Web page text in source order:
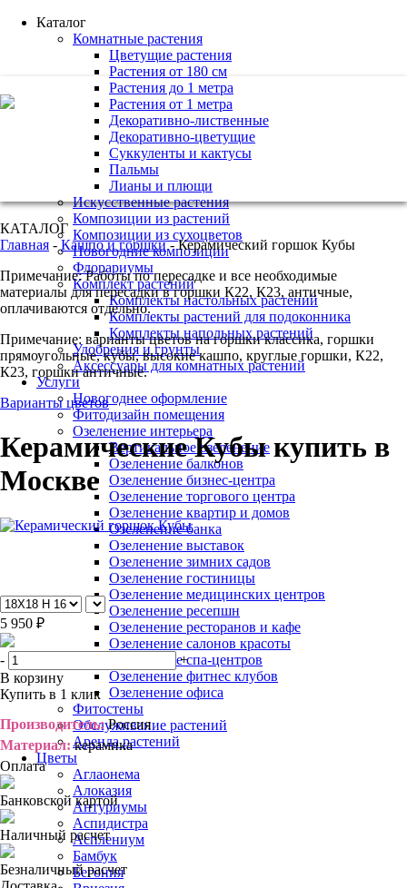
Каталог
Комнатные растения
Цветущие растения
Растения от 180 см
Растения до 1 метра
Растения от 1 метра
Декоративно-лиственные
Декоративно-цветущие
Суккуленты и кактусы
Пальмы
Лианы и плющи
Искусственные растения
Композиции из растений
Композиции из сухоцветов
Новогодние композиции
Флорариумы
Комплект растений
Комплекты настольных растений
Комплекты растений для подоконника
Комплекты напольных растений
Удобрения и грунты
Аксессуары для комнатных растений
Услуги
Новогоднее оформление
Фитодизайн помещения
Озеленение интерьера
Вертикальное озеленение
Озеленение балконов
Озеленение бизнес-центра
Озеленение торгового центра
Озеленение квартир и домов
Озеленение банка
Озеленение выставок
Озеленение зимних садов
Озеленение гостиницы
Озеленение медицинских центров
Озеленение ресепшн
Озеленение ресторанов и кафе
Озеленение салонов красоты
Озеленение спа-центров
Озеленение фитнес клубов
Озеленение офиса
Фитостены
Обслуживание растений
Аренда растений
Цветы
Аглаонема
Алоказия
Антуриумы
Аспидистра
Асплениум
Бамбук
Бегония
КАТАЛОГ
Главная - Кашпо и горшки - Керамический горшок Кубы
Примечание: Работы по пересадке и все необходимые
материалы для пересадки в горшки К22, К23, античные,
оплачиваются отдельно.
Примечание: варианты цветов на горшки классика, горшки
прямоугольные, кубы, высокие кашпо, круглые горшки, К22,
К23, горшки античные.
Варианты цветов
Керамические Кубы купить в
Москве
5 950 ₽
-
+
В корзину
Купить в 1 клик
Производитель:Россия
Материал:керамика
Оплата
Банковской картой
Наличный расчет
Безналичный расчет